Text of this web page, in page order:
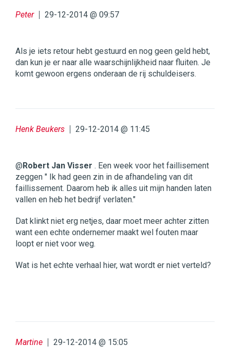
Peter 29-12-2014 @ 09:57
Als je iets retour hebt gestuurd en nog geen geld hebt,
dan kun je er naar alle waarschijnlijkheid naar fluiten. Je
komt gewoon ergens onderaan de rij schuldeisers.
Henk Beukers 29-12-2014 @ 11:45
@ Robert Jan Visser . Een week voor het faillisement
zeggen " Ik had geen zin in de afhandeling van dit
faillissement. Daarom heb ik alles uit mijn handen laten
vallen en heb het bedrijf verlaten."
Dat klinkt niet erg netjes, daar moet meer achter zitten
want een echte ondernemer maakt wel fouten maar
loopt er niet voor weg.
Wat is het echte verhaal hier, wat wordt er niet verteld?
Martine 29-12-2014 @ 15:05